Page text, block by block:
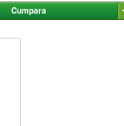
Cumpara